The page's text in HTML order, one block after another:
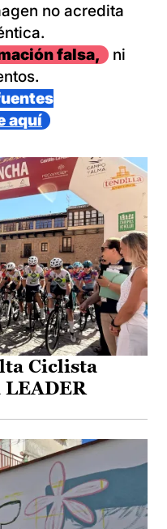
no acredita
falsa,
ni
aquí
Ciclista